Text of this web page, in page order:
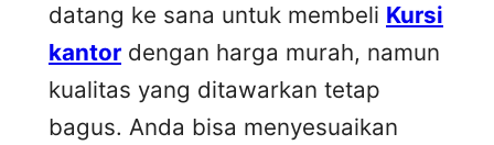
datang ke sana untuk membeli Kursi
kantor dengan harga murah, namun
kualitas yang ditawarkan tetap
bagus. Anda bisa menyesuaikan